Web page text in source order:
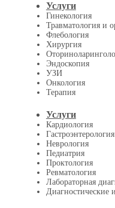
Услуги
Гинекология
Травматология и
Флебология
Хирургия
Эндоскопия
УЗИ
Онкология
Терапия
Услуги
Кардиология
Гастроэнтерология
Неврология
Педиатрия
Проктология
Ревматология
Лабораторная
Диагностические